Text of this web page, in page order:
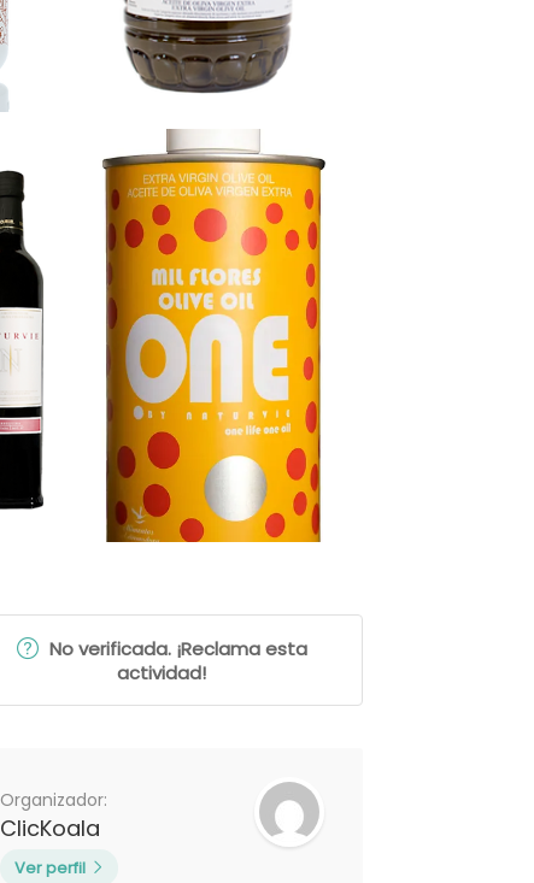
No verificada. ¡Reclama esta
actividad!
Organizador:
ClicKoala
Ver perfil